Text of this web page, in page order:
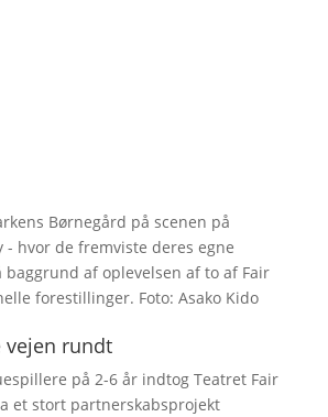
Børnegård på scenen på
- hvor de fremviste deres egne
af oplevelsen af to af Fair
forestillinger. Foto: Asako Kido
vejen rundt
på 2-6 år indtog Teatret Fair
et stort partnerskabsprojekt